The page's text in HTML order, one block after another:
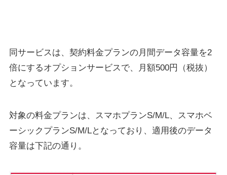
同サービスは、契約料金プランの月間データ容量を2
倍にするオプションサービスで、月額500円（税抜）
となっています。
対象の料金プランは、スマホプランS/M/L、スマホベ
ーシックプランS/M/Lとなっており、適用後のデータ
容量は下記の通り。